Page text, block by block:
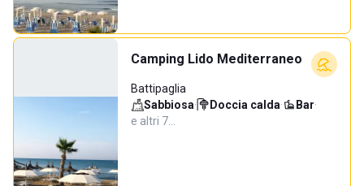
Camping Lido Mediterraneo
Battipaglia
Sabbiosa· Doccia calda· Bar·
e altri 7…